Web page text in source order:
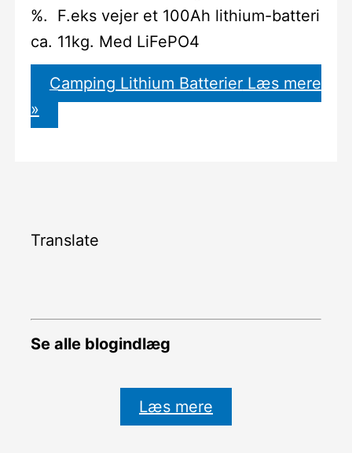
%. F.eks vejer et 100Ah lithium-batteri
ca. 11kg. Med LiFePO4
Camping Lithium BatterierLæs mere
»
Translate
Se alle blogindlæg
Læs mere